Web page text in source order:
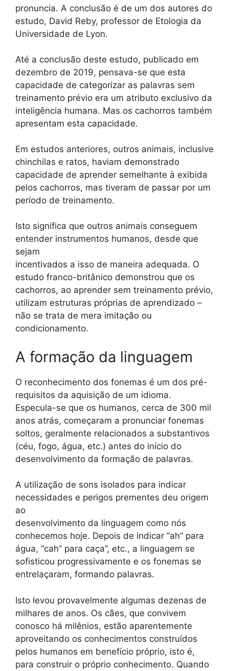
pronuncia. A conclusão é de um dos autores do
estudo, David Reby, professor de Etologia da
Universidade de Lyon.
Até a conclusão deste estudo, publicado em
dezembro de 2019, pensava-se que esta
capacidade de categorizar as palavras sem
treinamento prévio era um atributo exclusivo da
inteligência humana. Mas os cachorros também
apresentam esta capacidade.
Em estudos anteriores, outros animais, inclusive
chinchilas e ratos, haviam demonstrado
capacidade de aprender semelhante à exibida
pelos cachorros, mas tiveram de passar por um
período de treinamento.
Isto significa que outros animais conseguem
entender instrumentos humanos, desde que
sejam
incentivados a isso de maneira adequada. O
estudo franco-britânico demonstrou que os
cachorros, ao aprender sem treinamento prévio,
utilizam estruturas próprias de aprendizado –
não se trata de mera imitação ou
condicionamento.
A formação da linguagem
O reconhecimento dos fonemas é um dos pré-
requisitos da aquisição de um idioma.
Especula-se que os humanos, cerca de 300 mil
anos atrás, começaram a pronunciar fonemas
soltos, geralmente relacionados a substantivos
(céu, fogo, água, etc.) antes do início do
desenvolvimento da formação de palavras.
A utilização de sons isolados para indicar
necessidades e perigos prementes deu origem
ao
desenvolvimento da linguagem como nós
conhecemos hoje. Depois de indicar “ah” para
água, “cah” para caça”, etc., a linguagem se
sofisticou progressivamente e os fonemas se
entrelaçaram, formando palavras.
Isto levou provavelmente algumas dezenas de
milhares de anos. Os cães, que convivem
conosco há milênios, estão aparentemente
aproveitando os conhecimentos construídos
pelos humanos em benefício próprio, isto é,
para construir o próprio conhecimento. Quando